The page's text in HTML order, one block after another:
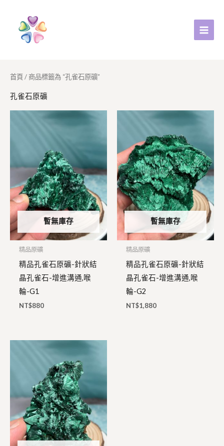
首頁/ 商品標籤為 “孔雀石原礦”
孔雀石原礦
暫無庫存
精品原礦
精品孔雀石原礦-針狀結
晶孔雀石-增進溝通,喉
輪-G1
NT$880
暫無庫存
精品原礦
精品孔雀石原礦-針狀結
晶孔雀石-增進溝通,喉
輪-G2
NT$1,880